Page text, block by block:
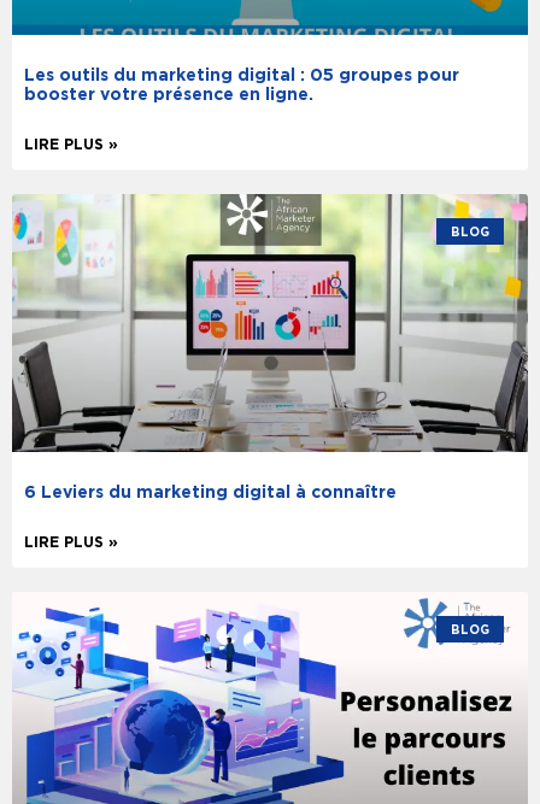
Les outils du marketing digital : 05 groupes pour
booster votre présence en ligne.
LIRE PLUS »
BLOG
6 Leviers du marketing digital à connaître
LIRE PLUS »
BLOG